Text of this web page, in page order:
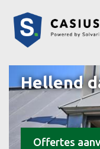
Hellend
Offertes